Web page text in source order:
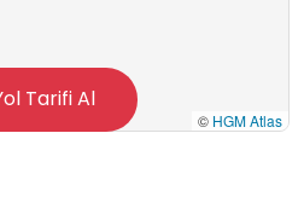
© HGM Atlas
Tarifi Al